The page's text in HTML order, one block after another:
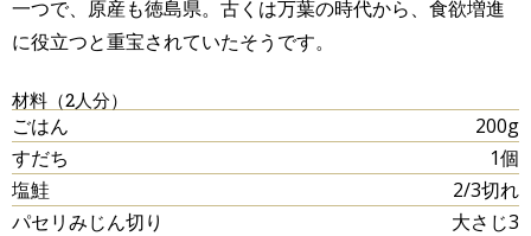
一つで、原産も徳島県。古くは万葉の時代から、食欲増進
に役立つと重宝されていたそうです。
材料（2人分）
ごはん
200g
すだち
1個
塩鮭
2/3切れ
パセリみじん切り
大さじ3